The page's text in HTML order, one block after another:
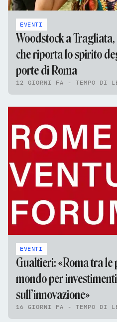
EVENTI
Woodstock a
che riporta lo spirito
porte di Roma
12 GIORNI FA - TEMPO DI
EVENTI
Gualtieri: «Roma tra
mondo per
sull’innovazione»
16 GIORNI FA - TEMPO DI